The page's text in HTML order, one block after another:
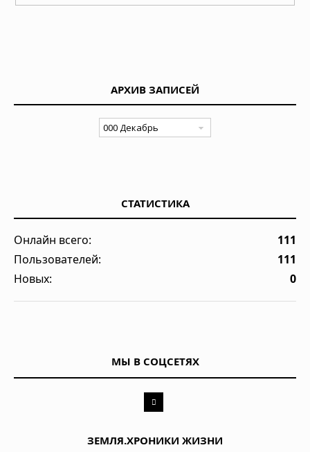
АРХИВ ЗАПИСЕЙ
СТАТИСТИКА
Онлайн всего:
111
Пользователей:
111
Новых:
0
МЫ В СОЦСЕТЯХ
ЗЕМЛЯ.ХРОНИКИ ЖИЗНИ